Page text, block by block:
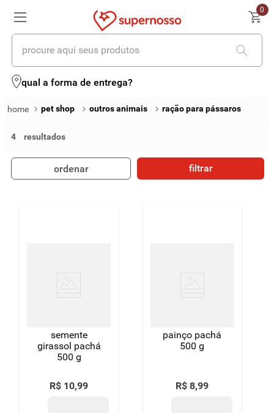
0
procure aqui seus produtos
qual a forma de entrega?
pet shop outros animais ração para pássaros
4
ordenar filtrar
semente
girassol pachá
500 g
R$ 10,99
painço pachá
500 g
R$ 8,99
termos mais buscados
4º iogurte
chocolate